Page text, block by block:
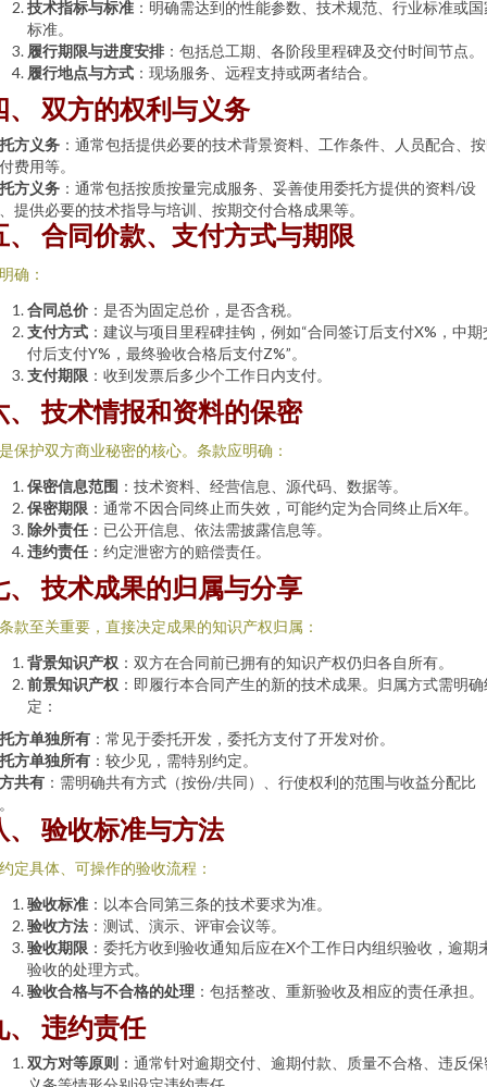
技术指标与标准 ：明确需达到的性能参数、技术规范、行业标准或国
标准。
履行期限与进度安排 ：包括总工期、各阶段里程碑及交付时间节点。
履行地点与方式 ：现场服务、远程支持或两者结合。
、 双方的权利与义务
方义务 ：通常包括提供必要的技术背景资料、工作条件、人员配合、
费用等。
方义务 ：通常包括按质按量完成服务、妥善使用委托方提供的资料/设
提供必要的技术指导与培训、按期交付合格成果等。
、 合同价款、支付方式与期限
确：
合同总价 ：是否为固定总价，是否含税。
支付方式 ：建议与项目里程碑挂钩，例如“合同签订后支付X%，中期
付后支付Y%，最终验收合格后支付Z%”。
支付期限 ：收到发票后多少个工作日内支付。
、 技术情报和资料的保密
保护双方商业秘密的核心。条款应明确：
保密信息范围 ：技术资料、经营信息、源代码、数据等。
保密期限 ：通常不因合同终止而失效，可能约定为合同终止后X年。
除外责任 ：已公开信息、依法需披露信息等。
违约责任 ：约定泄密方的赔偿责任。
、 技术成果的归属与分享
款至关重要，直接决定成果的知识产权归属：
背景知识产权 ：双方在合同前已拥有的知识产权仍归各自所有。
前景知识产权 ：即履行本合同产生的新的技术成果。归属方式需明确
定：
方单独所有 ：常见于委托开发，委托方支付了开发对价。
方单独所有 ：较少见，需特别约定。
共有 ：需明确共有方式（按份/共同）、行使权利的范围与收益分配比
、 验收标准与方法
定具体、可操作的验收流程：
验收标准 ：以本合同第三条的技术要求为准。
验收方法 ：测试、演示、评审会议等。
验收期限 ：委托方收到验收通知后应在X个工作日内组织验收，逾期
验收的处理方式。
验收合格与不合格的处理 ：包括整改、重新验收及相应的责任承担。
、 违约责任
双方对等原则 ：通常针对逾期交付、逾期付款、质量不合格、违反保